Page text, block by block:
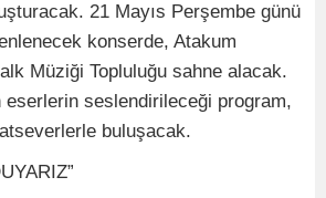
21 Mayıs Perşembe günü
konserde, Atakum
Müziği Topluluğu sahne alacak.
seslendirileceği program,
buluşacak.